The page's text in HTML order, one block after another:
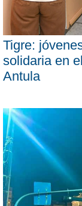
Tigre:
solidaria en
Antula